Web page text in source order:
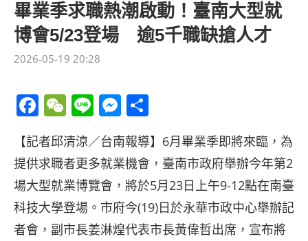
畢業季求職熱潮啟動！臺南大型就
博會5/23登場 逾5千職缺搶人才
2026-05-19 20:28
Facebook
WeChat
LineMessenger
【記者邱清涼／台南報導】6月畢業季即將來臨，為
提供求職者更多就業機會，臺南市政府舉辦今年第2
場大型就業博覽會，將於5月23日上午9-12點在南臺
科技大學登場。市府今(19)日於永華市政中心舉辦記
者會，副市長姜淋煌代表市長黃偉哲出席，宣布將